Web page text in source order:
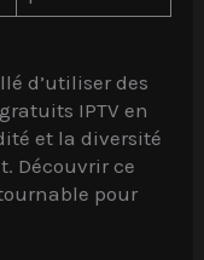
d’utiliser des
IPTV en
et la diversité
Découvrir ce
pour